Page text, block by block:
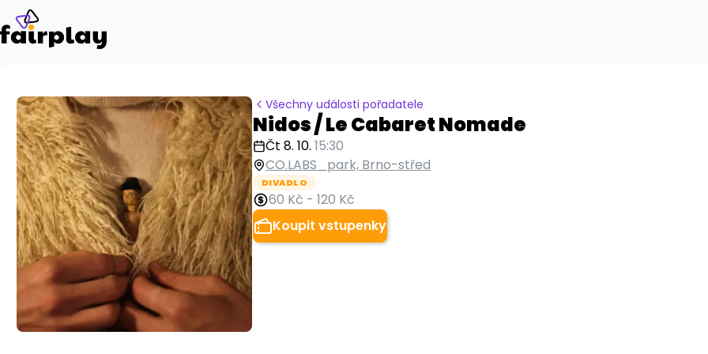
Všechny události pořadatele
Nidos / Le Cabaret Nomade
Čt 8. 10. 15:30
CO.LABS_park, Brno-střed
DIVADLO
60 Kč - 120 Kč
Koupit vstupenky